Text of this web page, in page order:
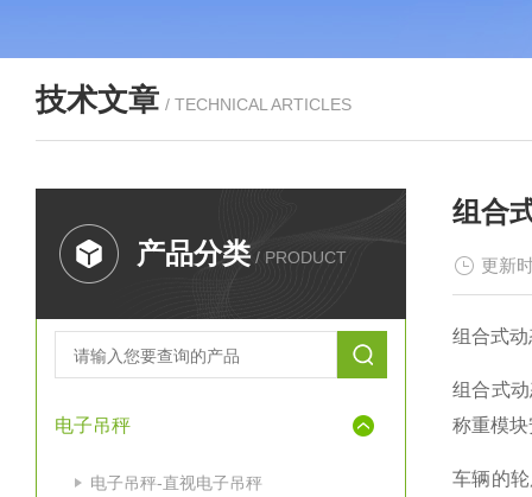
技术文章 / TECHNICAL ARTICLES
产品分类 / PRODUCT
电子吊秤
电子吊秤-直视电子吊秤
组合
更新
组合式
组合式
称重模
车辆的